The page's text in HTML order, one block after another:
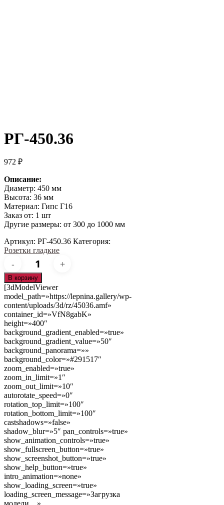
РГ-450.36
972 ₽
Описание:
Диаметр: 450 мм
Высота: 36 мм
Материал: Гипс Г16
Заказ от: 1 шт
Другие размеры: от 300 до 1000 мм
Артикул: РГ-450.36 Категория:
Розетки гладкие
Количество
товара
РГ-450.36
В корзину
[3dModelViewer
model_path=»https://lepnina.gallery/wp-
content/uploads/3d/rz/45036.amf»
container_id=»VfN8gabK»
height=»400″
background_gradient_enabled=»true»
background_gradient_value=»50″
background_panorama=»»
background_color=»#291517″
zoom_enabled=»true»
zoom_in_limit=»1″
zoom_out_limit=»10″
autorotate_speed=»0″
rotation_top_limit=»100″
rotation_bottom_limit=»100″
castshadows=»false»
shadow_blur=»5″ pan_controls=»true»
show_animation_controls=»true»
show_fullscreen_button=»true»
show_screenshot_button=»true»
show_help_button=»true»
intro_animation=»none»
show_loading_screen=»true»
loading_screen_message=»Загрузка
модели…»